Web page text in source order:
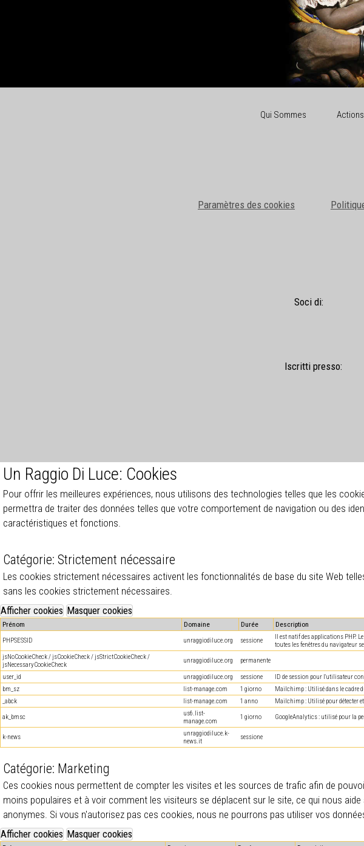
Qui Sommes Actions
Paramètres des cookies
Soci di:
Iscritti presso:
Un Raggio Di Luce: Cookies
Pour offrir les meilleures expériences, nous utilisons des technologies telles que les
permettra de traiter des données telles que votre comportement de navigation ou des
caractéristiques et fonctions.
Catégorie: Strictement nécessaire
Les cookies strictement nécessaires activent les fonctionnalités de base du site Web
sans les cookies strictement nécessaires.
Prénom Domaine Durée Description
PHPSESSID unraggiodiluce.org sessione
Il est natif des applications PHP.
toutes les fenêtres du navigateur
jsNoCookieCheck / jsCookieCheck / jsStrictCookieCheck /
jsNecessaryCookieCheck
unraggiodiluce.org permanente
user_id unraggiodiluce.org sessione
ID de session pour l'utilisateur
bm_sz
list-manage.com 1 giorno
Mailchimp : Utilisé dans le cadre
_abck
list-manage.com 1 anno
Mailchimp : Utilisé pour détecter
ak_bmsc
us6.list-
manage.com
1 giorno GoogleAnalytics : utilisé pour la
k-news
unraggiodiluce.k-
news.it
sessione
Catégorie: Marketing
Ces cookies nous permettent de compter les visites et les sources de trafic afin de
moins populaires et à voir comment les visiteurs se déplacent sur le site, ce qui nous
anonymes. Si vous n'autorisez pas ces cookies, nous ne pourrons pas utiliser vos